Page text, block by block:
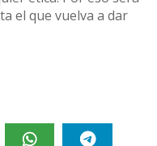
el que vuelva a dar